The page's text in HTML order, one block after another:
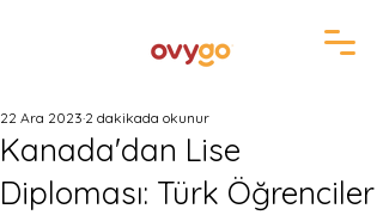
Kanada'dan Lise
Diploması: Türk Öğrenciler
22 Ara 2023 2 dakikada okunur